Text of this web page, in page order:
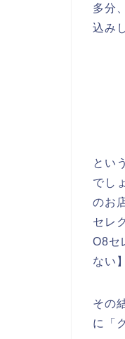
多分
込み
とい
でし
のお
セレ
O8セ
ない
その
に「